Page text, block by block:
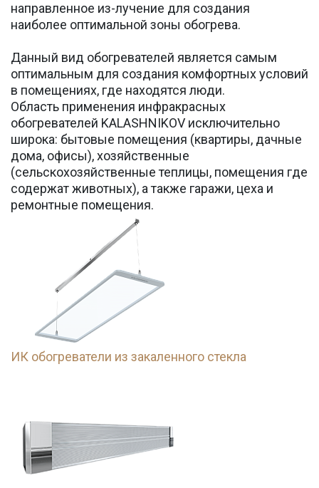
направленное из-лучение для создания
наиболее оптимальной зоны обогрева.
Данный вид обогревателей является самым
оптимальным для создания комфортных условий
в помещениях, где находятся люди.
Область применения инфракрасных
обогревателей KALASHNIKOV исключительно
широка: бытовые помещения (квартиры, дачные
дома, офисы), хозяйственные
(сельскохозяйственные теплицы, помещения где
содержат животных), а также гаражи, цеха и
ремонтные помещения.
ИК обогреватели из закаленного стекла